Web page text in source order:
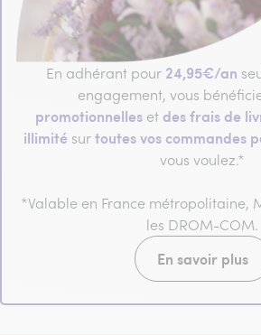
En adhérant pour 24,95€/an
engagement, vous
promotionnelles et des frais de
illimité surtoutes vos commandes
vous voulez.*
*Valable en France métropolitaine,
les DROM-COM.
En savoir plus